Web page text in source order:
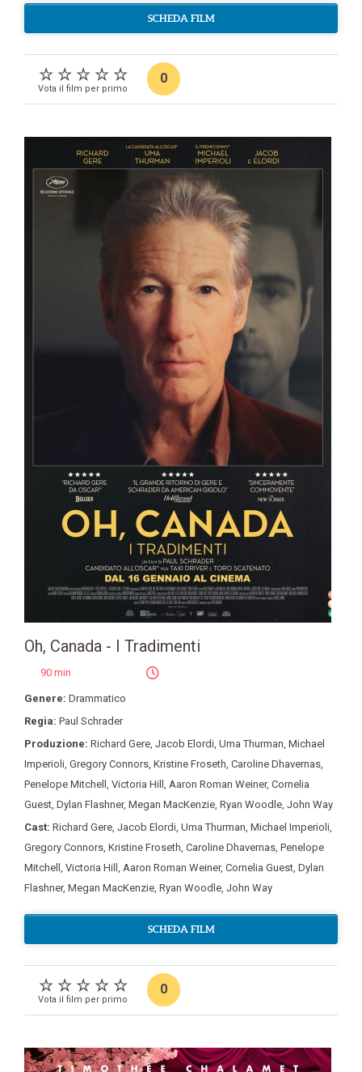
SCHEDA FILM
Vota il film per primo
0
Oh, Canada - I Tradimenti
90 min
Genere: Drammatico
Regia: Paul Schrader
Produzione: Richard Gere, Jacob Elordi, Uma Thurman, Michael
Imperioli, Gregory Connors, Kristine Froseth, Caroline Dhavernas,
Penelope Mitchell , Victoria Hill , Aaron Roman Weiner, Cornelia
Guest, Dylan Flashner, Megan MacKenzie, Ryan Woodle, John Way
Cast: Richard Gere, Jacob Elordi, Uma Thurman, Michael Imperioli,
Gregory Connors, Kristine Froseth, Caroline Dhavernas, Penelope
Mitchell , Victoria Hill , Aaron Roman Weiner, Cornelia Guest, Dylan
Flashner, Megan MacKenzie, Ryan Woodle, John Way
SCHEDA FILM
Vota il film per primo
0